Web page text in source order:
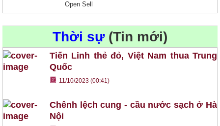
Open Sell
Thời sự(Tin mới)
Tiến Linh thẻ đỏ, Việt Nam thua Trung
Quốc
11/10/2023 (00:41)
Chênh lệch cung - cầu nước sạch ở Hà
Nội